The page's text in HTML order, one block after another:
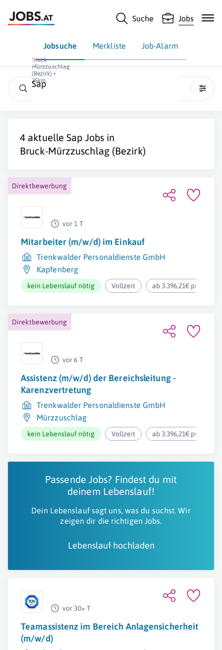
Suche Jobs
Jobsuche Merkliste Job-Alarm
Bruck-
Mürzzuschlag
(Bezirk) •
25km
Sap
4 aktuelleSap Jobs in
Bruck-Mürzzuschlag (Bezirk)
Direktbewerbung
vor 1 T
Mitarbeiter (m/w/d) im Einkauf
Trenkwalder Personaldienste GmbH
Kapfenberg
kein Lebenslauf nötig Vollzeit ab 3.396,21€ pro
Direktbewerbung
vor 6 T
Assistenz (m/w/d) der Bereichsleitung -
Karenzvertretung
Trenkwalder Personaldienste GmbH
Mürzzuschlag
kein Lebenslauf nötig Vollzeit ab 3.396,21€ pro
Passende Jobs? Findest du mit
deinem Lebenslauf!
Dein Lebenslauf sagt uns, was du suchst. Wir
zeigen dir die richtigen Jobs.
Lebenslauf hochladen
vor 30+ T
Teamassistenz im Bereich Anlagensicherheit
(m/w/d)